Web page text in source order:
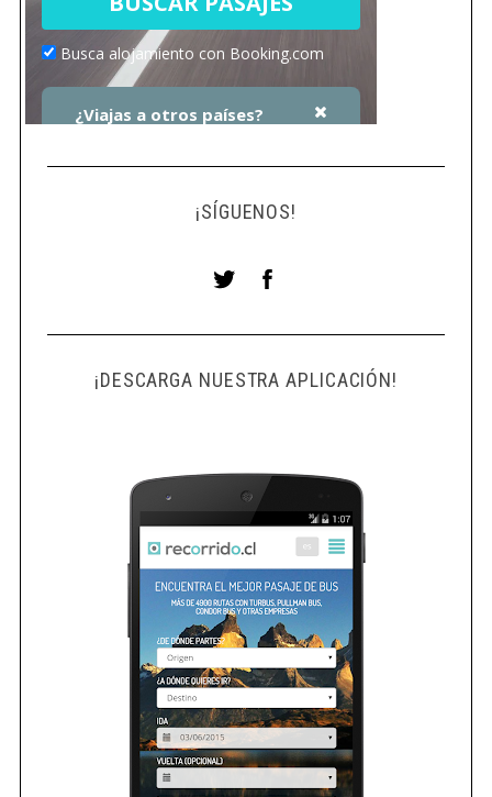
¡SÍGUENOS!
¡DESCARGA NUESTRA APLICACIÓN!